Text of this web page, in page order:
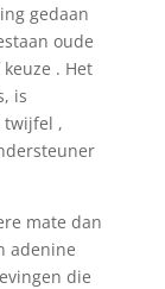
gedaan
oude
. Het
is
twijfel ,
mate dan
adenine
die